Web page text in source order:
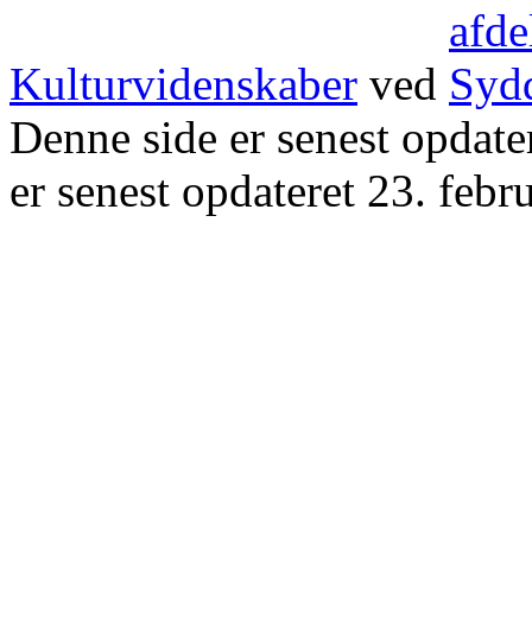
Kulturvidenskaber ved
Denne side er senest
er senest opdateret 23.